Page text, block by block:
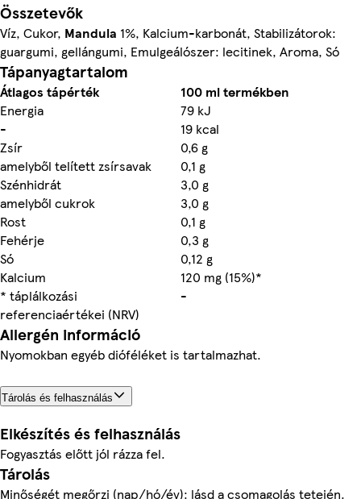
Összetevők
Víz, Cukor, Mandula 1%, Kalcium-karbonát, Stabilizátorok:
guargumi, gellángumi, Emulgeálószer: lecitinek, Aroma, Só
Tápanyagtartalom
Átlagos tápérték
100 ml termékben
Energia
79 kJ
-
19 kcal
Zsír
0,6 g
amelyből telített zsírsavak
0,1 g
Szénhidrát
3,0 g
amelyből cukrok
3,0 g
Rost
0,1 g
Fehérje
0,3 g
Só
0,12 g
Kalcium
120 mg (15%)*
* táplálkozási
referenciaértékei (NRV)
-
Allergén információ
Nyomokban egyéb dióféléket is tartalmazhat.
Tárolás és felhasználás
Elkészítés és felhasználás
Fogyasztás előtt jól rázza fel.
Tárolás
Minőségét megőrzi (nap/hó/év): lásd a csomagolás tetején.